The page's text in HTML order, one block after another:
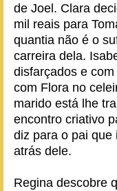
de Joel. Clara
mil reais para
quantia não é o
carreira dela.
disfarçados e
com Flora no
marido está lhe
encontro criativo
diz para o pai que
atrás dele.
Regina descobre